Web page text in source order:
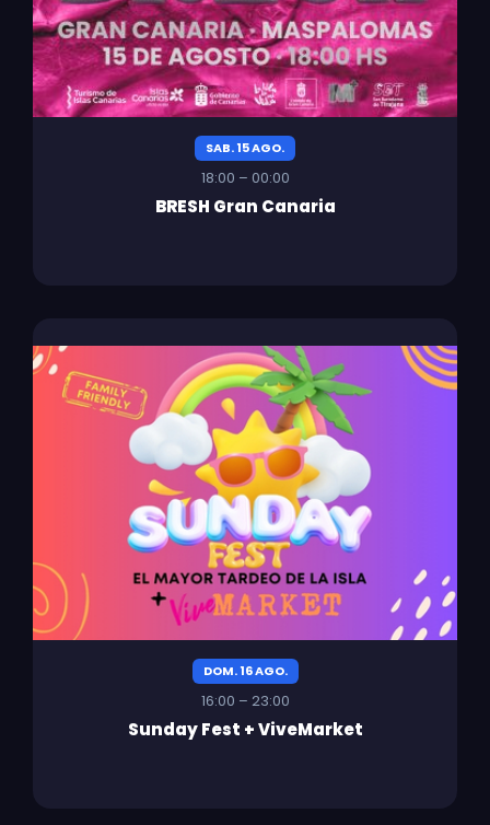
SAB. 15 AGO.
18:00 – 00:00
BRESH Gran Canaria
DOM. 16 AGO.
16:00 – 23:00
Sunday Fest + ViveMarket